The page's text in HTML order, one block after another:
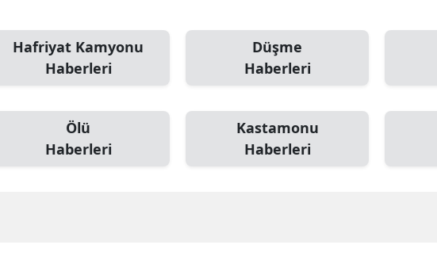
Kastamonu
Kayseri
Kırklareli
Kırşehir
Hafriyat Kamyonu
Haberleri
Düşme
Haberleri
Ölü
Haberleri
Kastamonu
Haberleri